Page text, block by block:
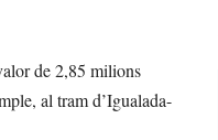
de 2,85 milions
al tram d’Igualada-